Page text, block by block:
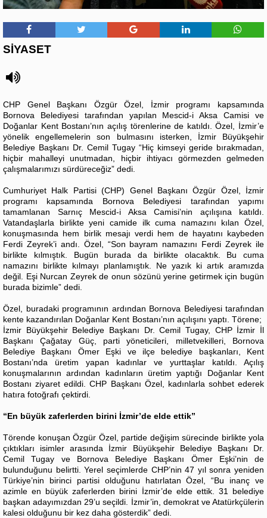
SİYASET
CHP Genel Başkanı Özgür Özel, İzmir programı kapsamında
Bornova Belediyesi tarafından yapılan Mescid-i Aksa Camisi ve
Doğanlar Kent Bostanı’nın açılış törenlerine de katıldı. Özel, İzmir’e
yönelik engellemelerin son bulmasını isterken, İzmir Büyükşehir
Belediye Başkanı Dr. Cemil Tugay “Hiç kimseyi geride bırakmadan,
hiçbir mahalleyi unutmadan, hiçbir ihtiyacı görmezden gelmeden
çalışmalarımızı sürdüreceğiz” dedi.
Cumhuriyet Halk Partisi (CHP) Genel Başkanı Özgür Özel, İzmir
programı kapsamında Bornova Belediyesi tarafından yapımı
tamamlanan Sarnıç Mescid-i Aksa Camisi’nin açılışına katıldı.
Vatandaşlarla birlikte yeni camide ilk cuma namazını kılan Özel,
konuşmasında hem birlik mesajı verdi hem de hayatını kaybeden
Ferdi Zeyrek’i andı. Özel, “Son bayram namazını Ferdi Zeyrek ile
birlikte kılmıştık. Bugün burada da birlikte olacaktık. Bu cuma
namazını birlikte kılmayı planlamıştık. Ne yazık ki artık aramızda
değil. Eşi Nurcan Zeyrek de onun sözünü yerine getirmek için bugün
burada bizimle” dedi.
Özel, buradaki programının ardından Bornova Belediyesi tarafından
kente kazandırılan Doğanlar Kent Bostanı’nın açılışını yaptı. Törene;
İzmir Büyükşehir Belediye Başkanı Dr. Cemil Tugay, CHP İzmir İl
Başkanı Çağatay Güç, parti yöneticileri, milletvekilleri, Bornova
Belediye Başkanı Ömer Eşki ve ilçe belediye başkanları, Kent
Bostanı’nda üretim yapan kadınlar ve yurttaşlar katıldı. Açılış
konuşmalarının ardından kadınların üretim yaptığı Doğanlar Kent
Bostanı ziyaret edildi. CHP Başkanı Özel, kadınlarla sohbet ederek
hatıra fotoğrafı çektirdi.
“En büyük zaferlerden birini İzmir’de elde ettik”
Törende konuşan Özgür Özel, partide değişim sürecinde birlikte yola
çıktıkları isimler arasında İzmir Büyükşehir Belediye Başkanı Dr.
Cemil Tugay ve Bornova Belediye Başkanı Ömer Eşki’nin de
bulunduğunu belirtti. Yerel seçimlerde CHP’nin 47 yıl sonra yeniden
Türkiye’nin birinci partisi olduğunu hatırlatan Özel, “Bu inanç ve
azimle en büyük zaferlerden birini İzmir’de elde ettik. 31 belediye
başkan adayımızdan 29’u seçildi. İzmir’in, demokrat ve Atatürkçülerin
kalesi olduğunu bir kez daha gösterdik” dedi.